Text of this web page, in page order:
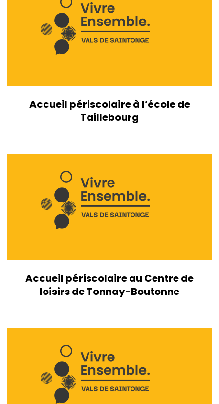
Accueil périscolaire à l’école de
Taillebourg
Accueil périscolaire au Centre de
loisirs de Tonnay-Boutonne